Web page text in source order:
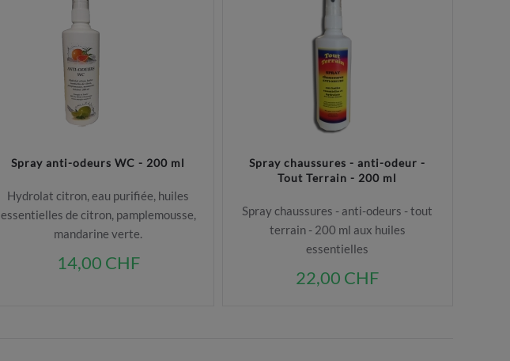
Spray anti-odeurs WC - 200 ml
Hydrolat citron, eau purifiée, huiles
essentielles de citron, pamplemousse,
mandarine verte.
14,00 CHF
Spray chaussures - anti-odeur -
Tout Terrain - 200 ml
Spray chaussures - anti-odeurs - tout
terrain - 200 ml aux huiles
essentielles
22,00 CHF